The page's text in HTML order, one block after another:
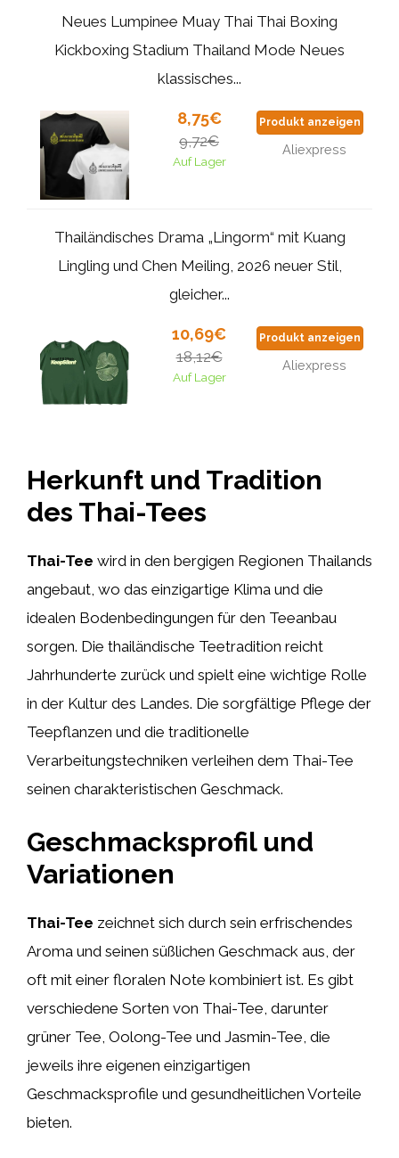
Neues Lumpinee Muay Thai Thai Boxing
Kickboxing Stadium Thailand Mode Neues
klassisches...
8,75€
9,72€
Auf Lager
Produkt anzeigen
Aliexpress
Thailändisches Drama „Lingorm“ mit Kuang
Lingling und Chen Meiling, 2026 neuer Stil,
gleicher...
10,69€
18,12€
Auf Lager
Produkt anzeigen
Aliexpress
Herkunft und Tradition
des Thai-Tees
Thai-Tee wird in den bergigen Regionen Thailands
angebaut, wo das einzigartige Klima und die
idealen Bodenbedingungen für den Teeanbau
sorgen. Die thailändische Teetradition reicht
Jahrhunderte zurück und spielt eine wichtige Rolle
in der Kultur des Landes. Die sorgfältige Pflege der
Teepflanzen und die traditionelle
Verarbeitungstechniken verleihen dem Thai-Tee
seinen charakteristischen Geschmack.
Geschmacksprofil und
Variationen
Thai-Tee zeichnet sich durch sein erfrischendes
Aroma und seinen süßlichen Geschmack aus, der
oft mit einer floralen Note kombiniert ist. Es gibt
verschiedene Sorten von Thai-Tee, darunter
grüner Tee, Oolong-Tee und Jasmin-Tee, die
jeweils ihre eigenen einzigartigen
Geschmacksprofile und gesundheitlichen Vorteile
bieten.